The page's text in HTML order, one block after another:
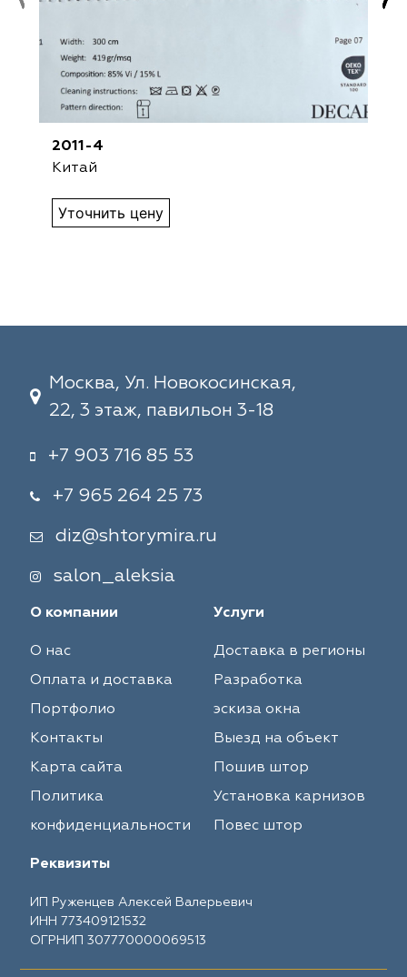
2011-4
Китай
Уточнить цену
Москва, Ул. Новокосинская,
22, 3 этаж, павильон 3-18
+7 903 716 85 53
+7 965 264 25 73
diz@shtorymira.ru
salon_aleksia
О компании
О нас
Оплата и доставка
Портфолио
Контакты
Карта сайта
Политика
конфиденциальности
Услуги
Доставка в регионы
Разработка
эскиза окна
Выезд на объект
Пошив штор
Установка карнизов
Повес штор
Реквизиты
ИП Руженцев Алексей Валерьевич
ИНН 773409121532
ОГРНИП 307770000069513